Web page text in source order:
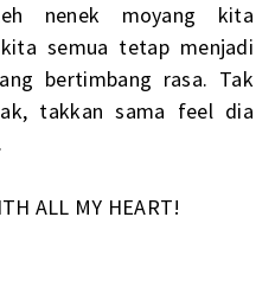
nenek moyang kita
semua tetap menjadi
bertimbang rasa. Tak
takkan sama feel dia
ALL MY HEART!